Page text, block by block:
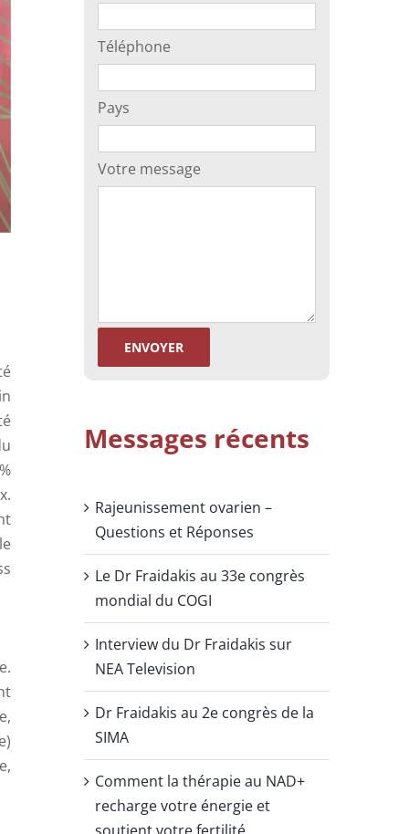
Téléphone
Pays
Votre message
Messages récents
Rajeunissement ovarien –
Questions et Réponses
Le Dr Fraidakis au 33e congrès
mondial du COGI
Interview du Dr Fraidakis sur
NEA Television
Dr Fraidakis au 2e congrès de la
SIMA
Comment la thérapie au NAD+
recharge votre énergie et